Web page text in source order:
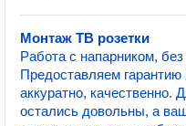
Монтаж ТВ розетки
Работа с напарником,
Предоставляем
аккуратно, качественно.
остались довольны, а